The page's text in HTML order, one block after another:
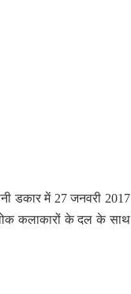
डकार में 27 जनवरी 2017
लोक कलाकारों के दल के साथ